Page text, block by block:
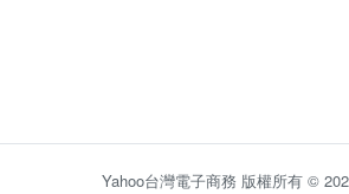
Yahoo台灣電子商務 版權所有 ©